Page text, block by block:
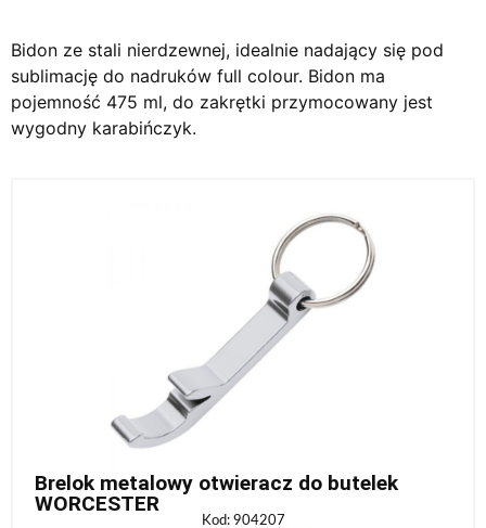
Bidon ze stali nierdzewnej, idealnie nadający się pod
sublimację do nadruków full colour. Bidon ma
pojemność 475 ml, do zakrętki przymocowany jest
wygodny karabińczyk.
Brelok metalowy otwieracz do butelek
WORCESTER
Kod: 904207